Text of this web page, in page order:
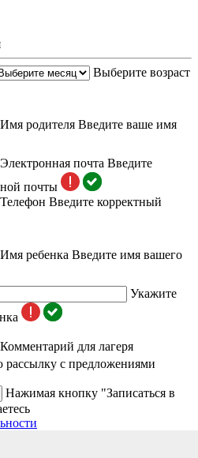
Выберите возраст
Имя родителя Введите ваше имя
Электронная почта Введите
почты
Телефон Введите корректный
Имя ребенка Введите имя вашего
Укажите
Комментарий для лагеря
рассылку с предложениями
Нажимая кнопку "Записаться в